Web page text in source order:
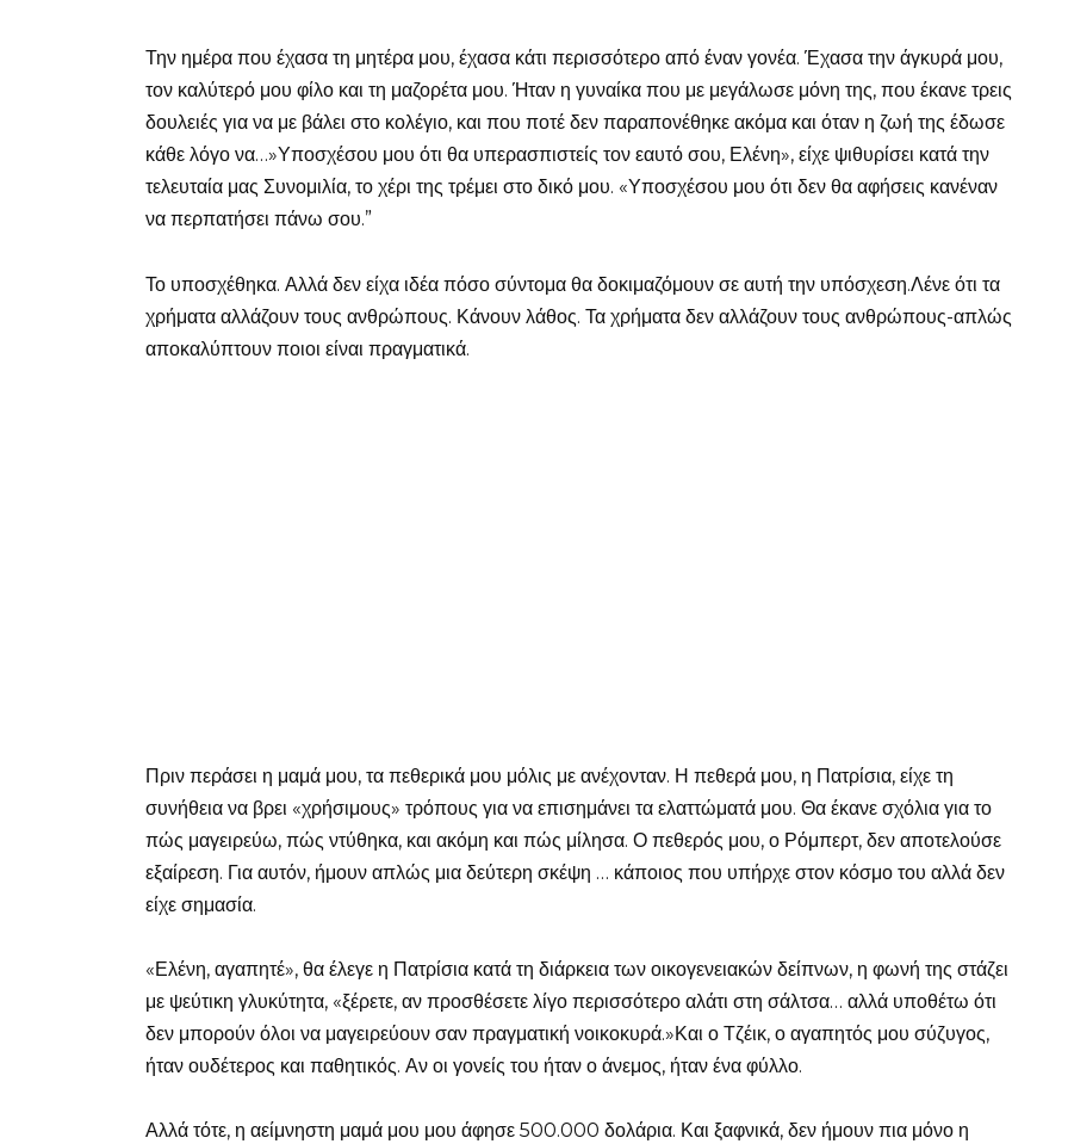
Την ημέρα που έχασα τη μητέρα μου, έχασα κάτι περισσότερο από έναν γονέα. Έχασα την άγκυρά μου,
τον καλύτερό μου φίλο και τη μαζορέτα μου. Ήταν η γυναίκα που με μεγάλωσε μόνη της, που έκανε τρεις
δουλειές για να με βάλει στο κολέγιο, και που ποτέ δεν παραπονέθηκε ακόμα και όταν η ζωή της έδωσε
κάθε λόγο να…»Υποσχέσου μου ότι θα υπερασπιστείς τον εαυτό σου, Ελένη», είχε ψιθυρίσει κατά την
τελευταία μας Συνομιλία, το χέρι της τρέμει στο δικό μου. «Υποσχέσου μου ότι δεν θα αφήσεις κανέναν
να περπατήσει πάνω σου.”
Το υποσχέθηκα. Αλλά δεν είχα ιδέα πόσο σύντομα θα δοκιμαζόμουν σε αυτή την υπόσχεση.Λένε ότι τα
χρήματα αλλάζουν τους ανθρώπους. Κάνουν λάθος. Τα χρήματα δεν αλλάζουν τους ανθρώπους-απλώς
αποκαλύπτουν ποιοι είναι πραγματικά.
Πριν περάσει η μαμά μου, τα πεθερικά μου μόλις με ανέχονταν. Η πεθερά μου, η Πατρίσια, είχε τη
συνήθεια να βρει «χρήσιμους» τρόπους για να επισημάνει τα ελαττώματά μου. Θα έκανε σχόλια για το
πώς μαγειρεύω, πώς ντύθηκα, και ακόμη και πώς μίλησα. Ο πεθερός μου, ο Ρόμπερτ, δεν αποτελούσε
εξαίρεση. Για αυτόν, ήμουν απλώς μια δεύτερη σκέψη … κάποιος που υπήρχε στον κόσμο του αλλά δεν
είχε σημασία.
«Ελένη, αγαπητέ», θα έλεγε η Πατρίσια κατά τη διάρκεια των οικογενειακών δείπνων, η φωνή της στάζει
με ψεύτικη γλυκύτητα, «ξέρετε, αν προσθέσετε λίγο περισσότερο αλάτι στη σάλτσα… αλλά υποθέτω ότι
δεν μπορούν όλοι να μαγειρεύουν σαν πραγματική νοικοκυρά.»Και ο Τζέικ, ο αγαπητός μου σύζυγος,
ήταν ουδέτερος και παθητικός. Αν οι γονείς του ήταν ο άνεμος, ήταν ένα φύλλο.
Αλλά τότε, η αείμνηστη μαμά μου μου άφησε 500.000 δολάρια. Και ξαφνικά, δεν ήμουν πια μόνο η